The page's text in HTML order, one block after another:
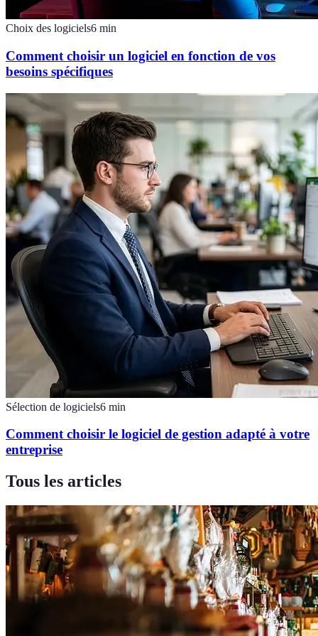
Choix des logiciels6 min
Comment choisir un logiciel en fonction de vos
besoins spécifiques
Sélection de logiciels6 min
Comment choisir le logiciel de gestion adapté à votre
entreprise
Tous les articles